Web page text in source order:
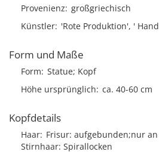
Provenienz großgriechisch
Künstler 'Rote Produktion', '
Form und Maße
Form Statue; Kopf
Höhe ursprünglich ca. 40-60 cm
Kopfdetails
Haar Frisur aufgebunden;nur
Stirnhaar Spirallocken